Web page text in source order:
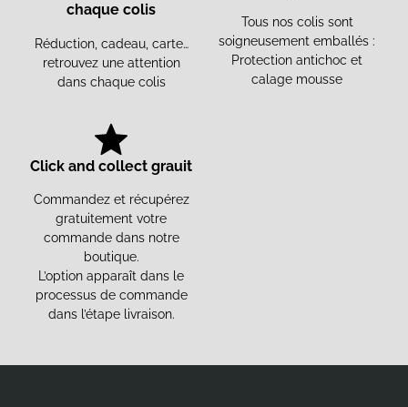
Tous nos colis sont
soigneusement emballés :
Protection antichoc et
calage mousse
chaque colis
Réduction, cadeau, carte…
retrouvez une attention
dans chaque colis
Click and collect grauit
Commandez et récupérez
gratuitement votre
commande dans notre
boutique.
L’option apparaît dans le
processus de commande
dans l’étape livraison.